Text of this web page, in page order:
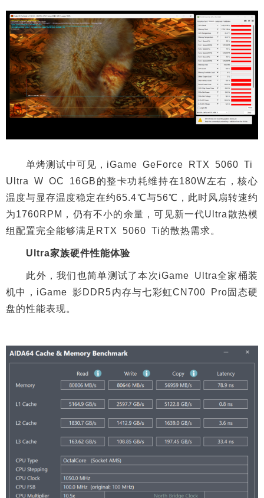
单烤测试中可见，iGame GeForce RTX 5060 Ti
Ultra W OC 16GB的整卡功耗维持在180W左右，核心
温度与显存温度稳定在约65.4℃与56℃，此时风扇转速约
为1760RPM，仍有不小的余量，可见新一代Ultra散热模
组配置完全能够满足RTX 5060 Ti的散热需求。
Ultra家族硬件性能体验
此外，我们也简单测试了本次iGame Ultra全家桶装
机中，iGame 影DDR5内存与七彩虹CN700 Pro固态硬
盘的性能表现。